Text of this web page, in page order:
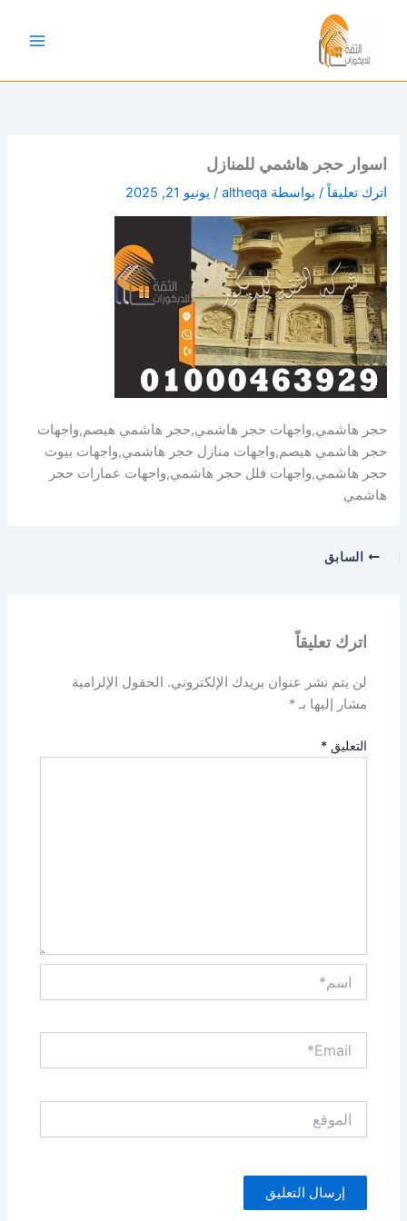
المحتوى
اسوار حجر هاشمي للمنازل
اترك تعليقاً / بواسطة altheqa
/ يونيو 21, 2025
حجر هاشمي,واجهات حجر هاشمي,حجر هاشمي هيصم,واجهات
حجر هاشمي هيصم,واجهات منازل حجر هاشمي,واجهات بيوت
حجر هاشمي,واجهات فلل حجر هاشمي,واجهات عمارات حجر
هاشمي
السابق
اترك تعليقاً
لن يتم نشر عنوان بريدك الإلكتروني. الحقول الإلزامية
مشار إليها بـ*
التعليق*